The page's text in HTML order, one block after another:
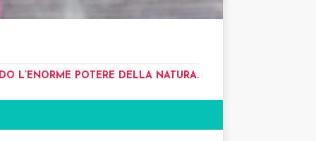
L’ENORME POTERE DELLA NATURA.